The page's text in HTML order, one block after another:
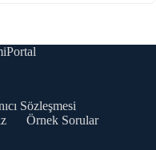
Sözleşmesi
Örnek Sorular